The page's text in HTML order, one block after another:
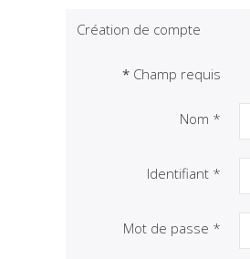
Création de compte
* Champ requis
Nom *
Identifiant *
Mot de passe *